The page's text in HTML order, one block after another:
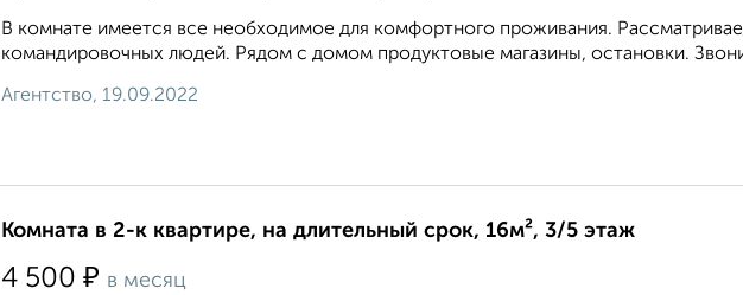
В комнате имеется все необходимое для комфортного проживания.
командировочных людей. Рядом с домом продуктовые магазины, остановки.
Агентство, 19.09.2022
Комната в 2-к квартире, на длительный срок, 16м², 3/5 этаж
4 500 ₽ в месяц